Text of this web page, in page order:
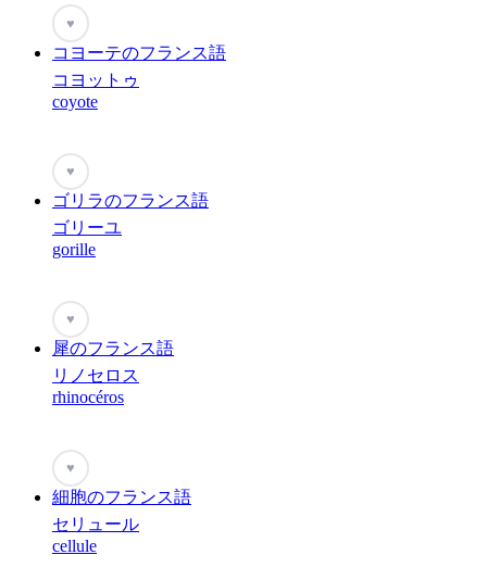
♥
コヨーテのフランス語
コヨットゥ
coyote
♥
ゴリラのフランス語
ゴリーユ
gorille
♥
犀のフランス語
リノセロス
rhinocéros
♥
細胞のフランス語
セリュール
cellule